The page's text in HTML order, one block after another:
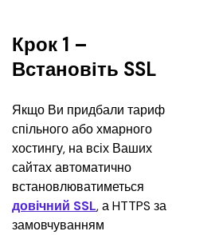
Крок 1 –
Встановіть SSL
Якщо Ви придбали тариф
спільного або хмарного
хостингу, на всіх Ваших
сайтах автоматично
встановлюватиметься
довічний SSL, а HTTPS за
замовчуванням